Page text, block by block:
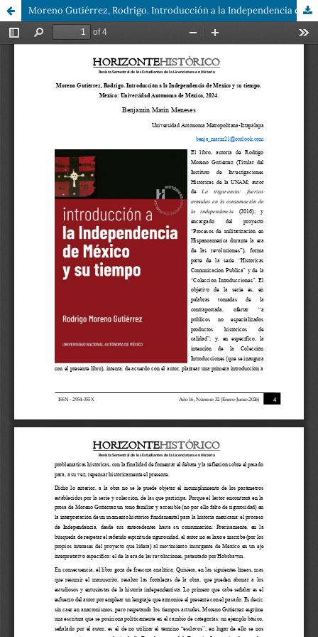
Moreno Gutiérrez, Rodrigo. Introducción a la Independencia de México y su tiempo. México: Universidad Autónoma de México, 2024.